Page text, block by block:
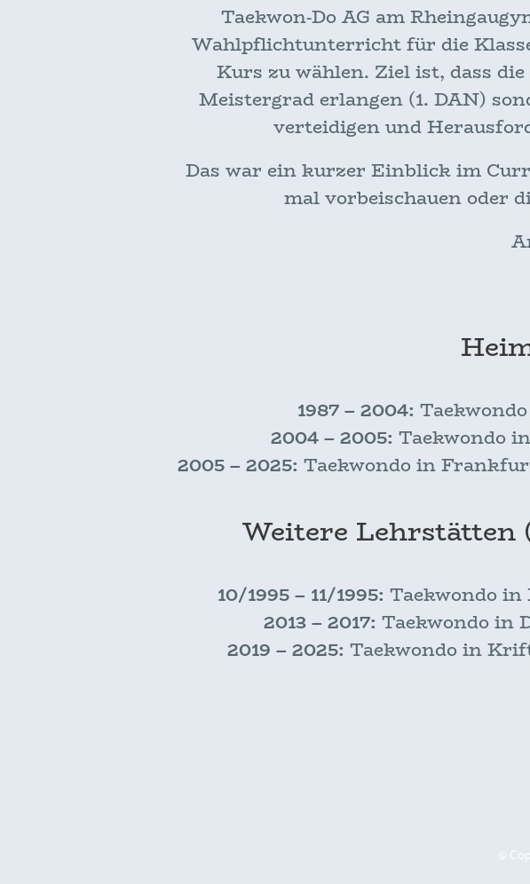
Taekwon-Do AG am
Wahlpflichtunterricht für die Klasse
Kurs zu wählen. Ziel ist, dass
Meistergrad erlangen (1. DAN)
verteidigen und
Das war ein kurzer Einblick im
mal vorbeischauen oder
1987 – 2004:
2004 – 2005: Taekwondo
2005 – 2025: Taekwondo in
Weitere
10/1995 – 11/1995: Taekwondo
2013 – 2017: Taekwondo in
2019 – 2025: Taekwondo in
©